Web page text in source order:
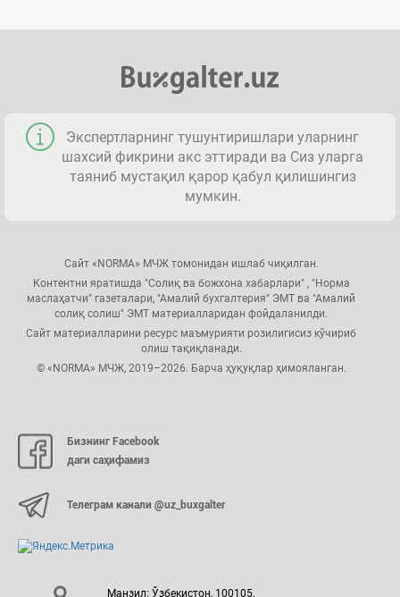
Экспертларнинг тушунтиришлари уларнинг
шахсий фикрини акс эттиради ва Сиз уларга
таяниб мустақил қарор қабул қилишингиз
мумкин.
Сайт «NORMA» МЧЖ томонидан ишлаб чиқилган.
Контентни яратишда "Солиқ ва божхона хабарлари" , "Норма
маслаҳатчи" газеталари, "Амалий бухгалтерия" ЭМТ ва "Амалий
солиқ солиш" ЭМТ материалларидан фойдаланилди.
Сайт материалларини ресурс маъмурияти розилигисиз кўчириб
олиш тақиқланади.
© «NORMA» МЧЖ, 2019–2026. Барча ҳуқуқлар ҳимояланган.
Бизнинг Facebook
даги саҳифамиз
Телеграм канали @uz_buxgalter
Манзил: Ўзбекистон, 100105,